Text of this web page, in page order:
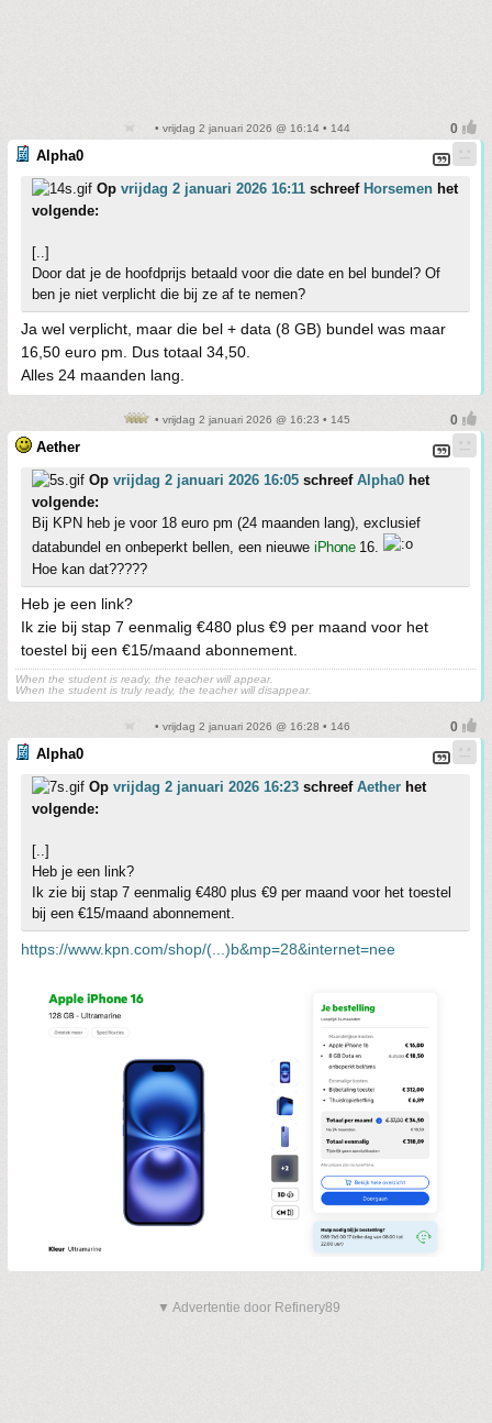
• vrijdag 2 januari 2026 @ 16:14 • 144
Alpha0
Op vrijdag 2 januari 2026 16:11 schreef Horsemen het
volgende:
[..]
Door dat je de hoofdprijs betaald voor die date en bel bundel? Of
ben je niet verplicht die bij ze af te nemen?
Ja wel verplicht, maar die bel + data (8 GB) bundel was maar
16,50 euro pm. Dus totaal 34,50.
Alles 24 maanden lang.
• vrijdag 2 januari 2026 @ 16:23 • 145
Aether
Op vrijdag 2 januari 2026 16:05 schreef Alpha0 het
volgende:
Bij KPN heb je voor 18 euro pm (24 maanden lang), exclusief
databundel en onbeperkt bellen, een nieuwe iPhone16.
Hoe kan dat?????
Heb je een link?
Ik zie bij stap 7 eenmalig €480 plus €9 per maand voor het
toestel bij een €15/maand abonnement.
When the student is ready, the teacher will appear.
When the student is truly ready, the teacher will disappear.
• vrijdag 2 januari 2026 @ 16:28 • 146
Alpha0
Op vrijdag 2 januari 2026 16:23 schreef Aether het
volgende:
[..]
Heb je een link?
Ik zie bij stap 7 eenmalig €480 plus €9 per maand voor het toestel
bij een €15/maand abonnement.
https://www.kpn.com/shop/(...)b&mp=28&internet=nee
▼ Advertentie door Refinery89